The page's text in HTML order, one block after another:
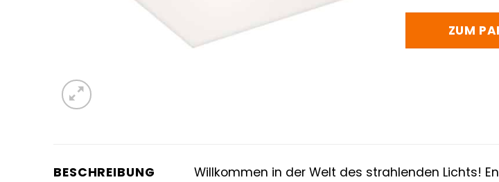
ZUM
BESCHREIBUNG Willkommen in der Welt des strahlenden Lichts!